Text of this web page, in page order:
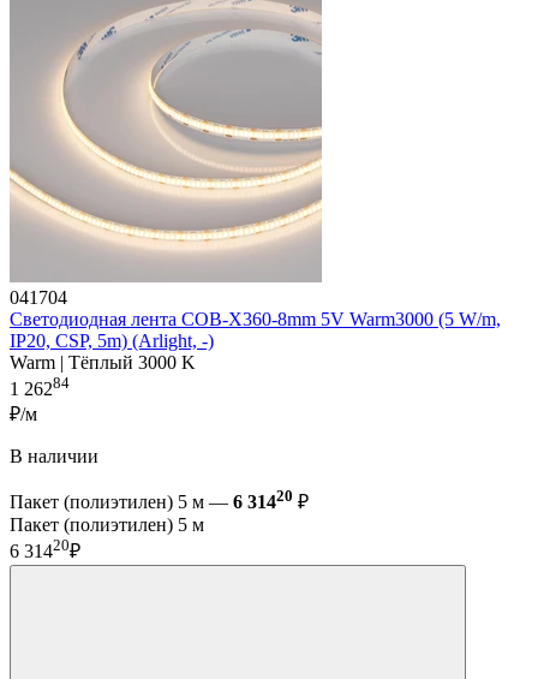
041704
Светодиодная лента COB-X360-8mm 5V Warm3000 (5 W/m,
IP20, CSP, 5m) (Arlight, -)
Warm | Тёплый 3000 K
1 26284
₽/м
В наличии
Пакет (полиэтилен) 5 м — 6 31420 ₽
Пакет (полиэтилен) 5 м
6 31420₽